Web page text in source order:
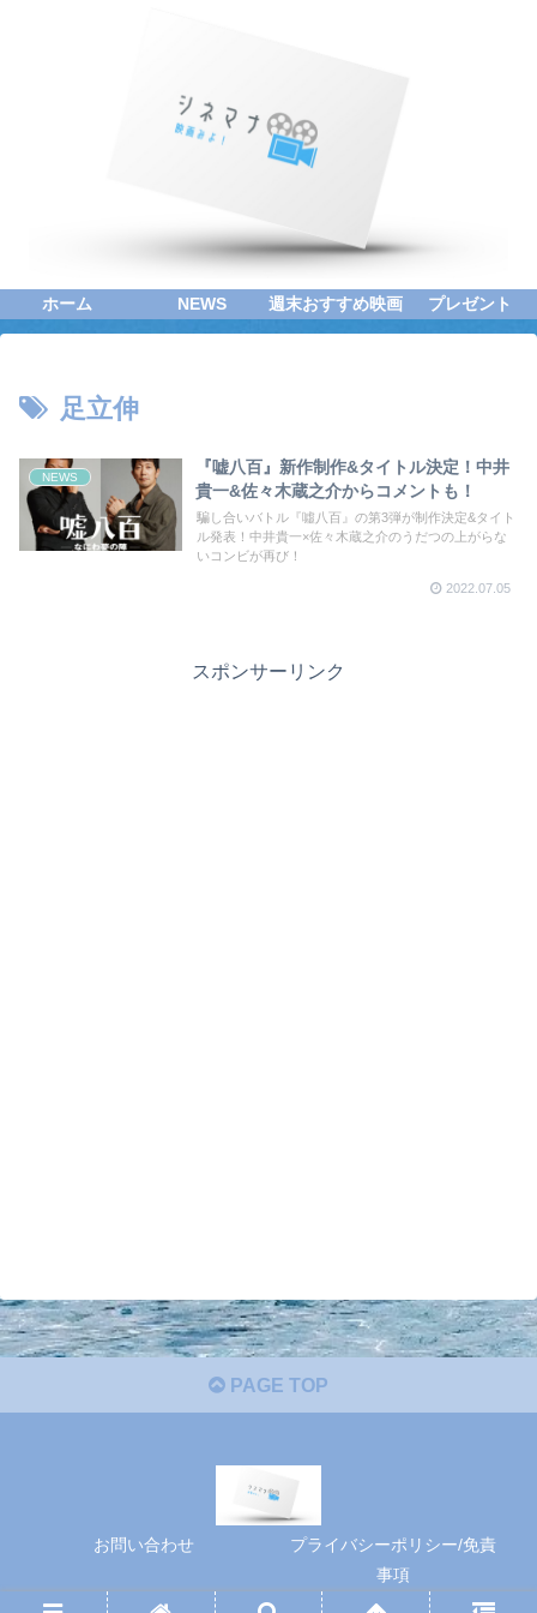
ホーム NEWS 週末おすすめ映画 プレゼント
足立伸
NEWS
『嘘八百』新作制作&タイトル決定！中井
貴一&佐々木蔵之介からコメントも！
騙し合いバトル『噓八百』の第3弾が制作決定&タイト
ル発表！中井貴一×佐々木蔵之介のうだつの上がらな
いコンビが再び！
2022.07.05
スポンサーリンク
PAGE TOP
お問い合わせ
プライバシーポリシー/免責
事項